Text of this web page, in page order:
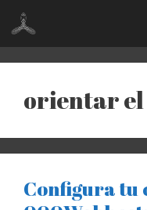
Saltar
contenido
orientar
Configura tu